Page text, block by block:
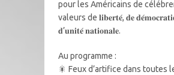
pour les Américains de
valeurs de 𝐥𝐢𝐛𝐞𝐫𝐭𝐞́, 𝐝𝐞
𝐝’𝐮𝐧𝐢𝐭𝐞́ 𝐧𝐚𝐭𝐢𝐨𝐧𝐚𝐥𝐞.
Au programme :
🎇 Feux d’artifice dans toutes